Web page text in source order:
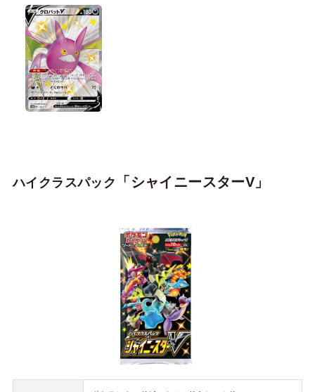
ハイクラスパック 「シャイニースターV」